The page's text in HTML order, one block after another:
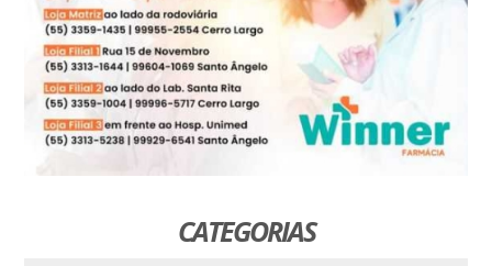
CATEGORIAS